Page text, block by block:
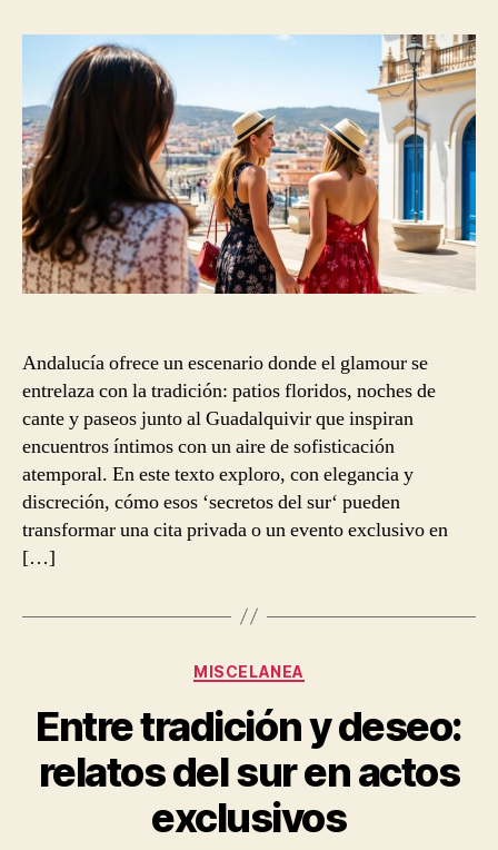
entrada
Andalucía ofrece un escenario donde el glamour se
entrelaza con la tradición: patios floridos, noches de
cante y paseos junto al Guadalquivir que inspiran
encuentros íntimos con un aire de sofisticación
atemporal. En este texto exploro, con elegancia y
discreción, cómo esos ‘secretos del sur‘ pueden
transformar una cita privada o un evento exclusivo en
[…]
Categorías
MISCELANEA
Entre tradición y deseo:
relatos del sur en actos
exclusivos